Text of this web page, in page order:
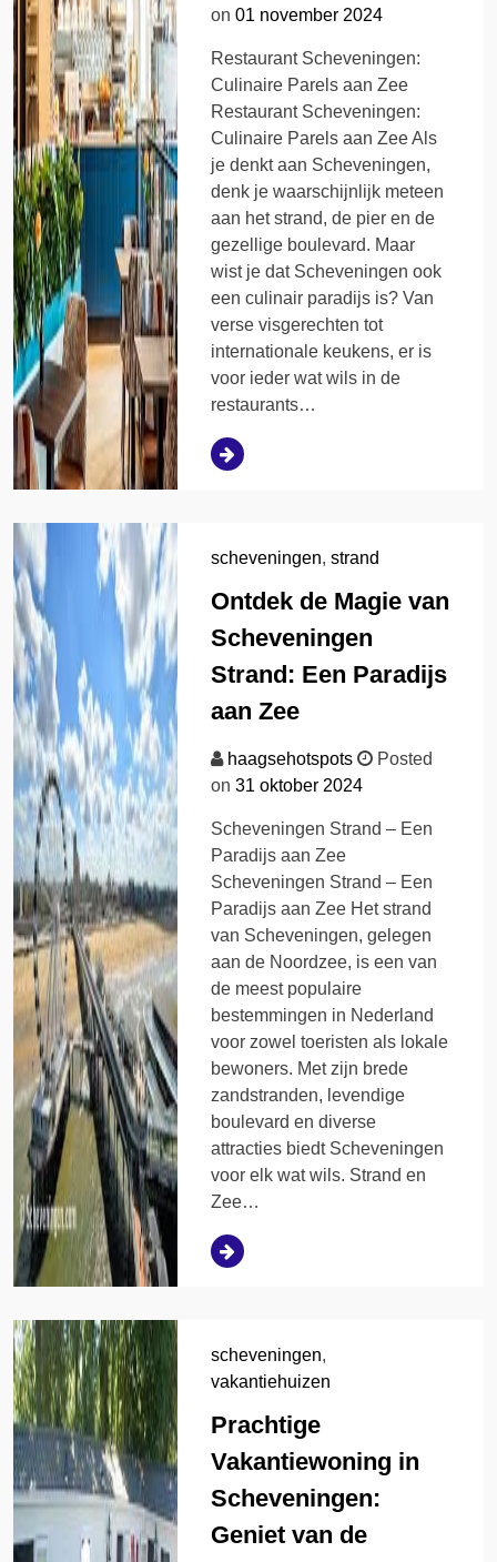
on01 november 2024
Restaurant Scheveningen:
Culinaire Parels aan Zee
Restaurant Scheveningen:
Culinaire Parels aan Zee Als
je denkt aan Scheveningen,
denk je waarschijnlijk meteen
aan het strand, de pier en de
gezellige boulevard. Maar
wist je dat Scheveningen ook
een culinair paradijs is? Van
verse visgerechten tot
internationale keukens, er is
voor ieder wat wils in de
restaurants…
scheveningen,strand
Ontdek de Magie van
Scheveningen
Strand: Een Paradijs
aan Zee
haagsehotspots
Posted
on31 oktober 2024
Scheveningen Strand – Een
Paradijs aan Zee
Scheveningen Strand – Een
Paradijs aan Zee Het strand
van Scheveningen, gelegen
aan de Noordzee, is een van
de meest populaire
bestemmingen in Nederland
voor zowel toeristen als lokale
bewoners. Met zijn brede
zandstranden, levendige
boulevard en diverse
attracties biedt Scheveningen
voor elk wat wils. Strand en
Zee…
scheveningen,
vakantiehuizen
Prachtige
Vakantiewoning in
Scheveningen:
Geniet van de